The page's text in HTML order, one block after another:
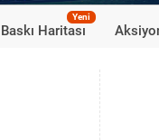
Baskı Haritası
Yeni